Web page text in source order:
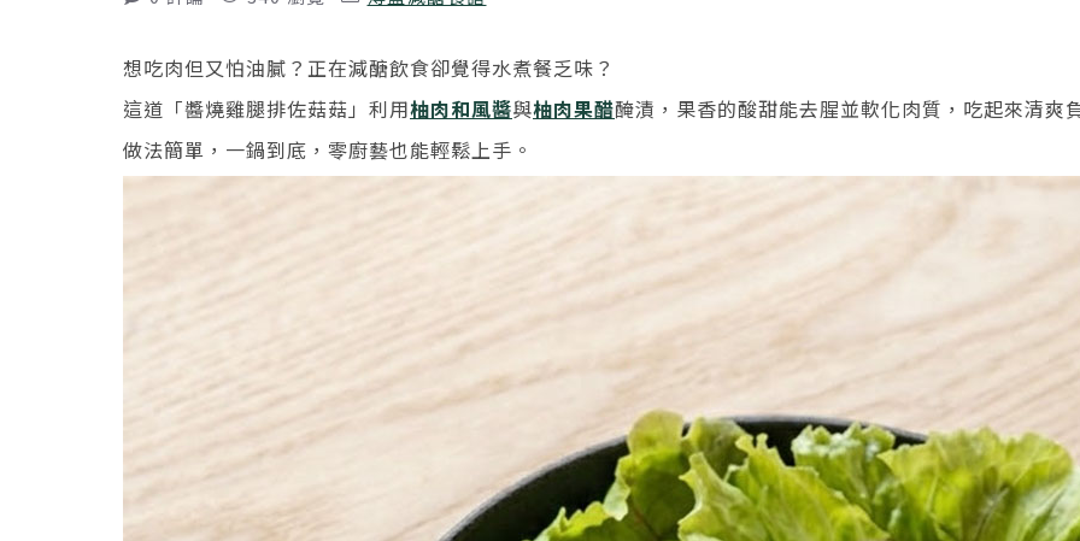
想吃肉但又怕油膩？正在減醣飲食卻覺得水煮餐乏味？
這道「醬燒雞腿排佐菇菇」利用柚肉和風醬與柚肉果醋醃漬，果香的酸甜能去腥並軟化肉質，吃起來清爽
做法簡單，一鍋到底，零廚藝也能輕鬆上手。